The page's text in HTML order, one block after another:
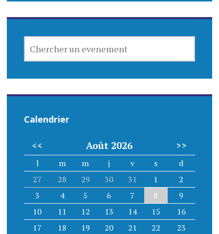
UN
Calendrier
<< Août 2026 >>
l m m j v s
d
27
28 29 30 31 1
2
3
4 5 6 7 8
9
10
11 12 13 14 15
16
17
18 19 20 21 22
23